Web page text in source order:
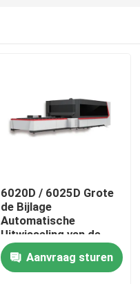
6020D / 6025D Grote
de Bijlage
Automatische
Uitwisseling van de
lasersnijmachine
Aanvraag sturen